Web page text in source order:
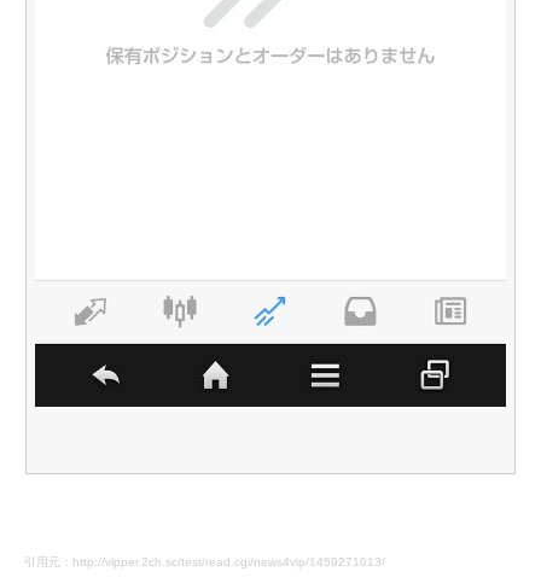
引用元：http://vipper.2ch.sc/test/read.cgi/news4vip/1459271013/